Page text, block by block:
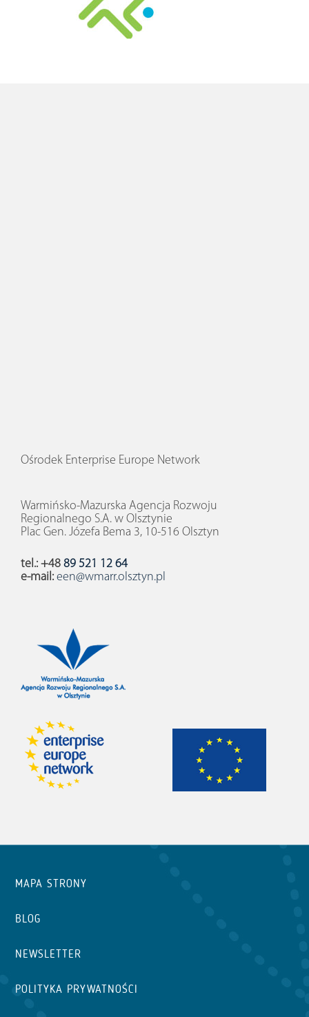
Ośrodek Enterprise Europe Network
Warmińsko-Mazurska Agencja Rozwoju
Regionalnego S.A. w Olsztynie
Plac Gen. Józefa Bema 3, 10-516 Olsztyn
tel.: +48 89 521 12 64
e-mail: een@wmarr.olsztyn.pl
MAPA STRONY
BLOG
NEWSLETTER
POLITYKA PRYWATNOŚCI